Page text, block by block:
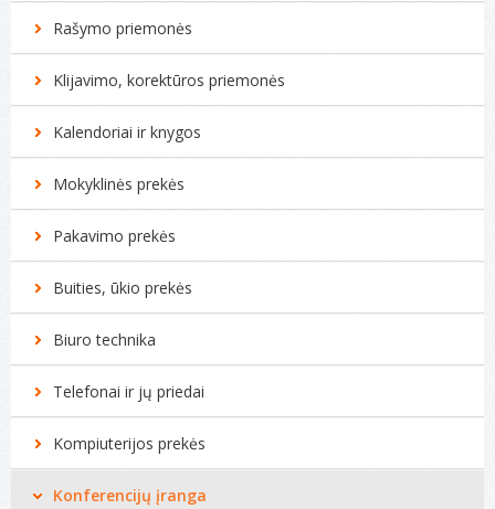
Rašymo priemonės
Klijavimo, korektūros priemonės
Kalendoriai ir knygos
Mokyklinės prekės
Pakavimo prekės
Buities, ūkio prekės
Biuro technika
Telefonai ir jų priedai
Kompiuterijos prekės
Konferencijų įranga